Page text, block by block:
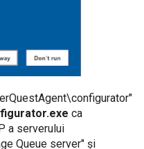
ca
a serverului
Queue server" și